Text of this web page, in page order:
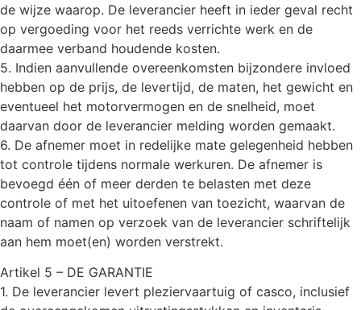
de wijze waarop. De leverancier heeft in ieder geval recht
op vergoeding voor het reeds verrichte werk en de
daarmee verband houdende kosten.
5. Indien aanvullende overeenkomsten bijzondere invloed
hebben op de prijs, de levertijd, de maten, het gewicht en
eventueel het motorvermogen en de snelheid, moet
daarvan door de leverancier melding worden gemaakt.
6. De afnemer moet in redelijke mate gelegenheid hebben
tot controle tijdens normale werkuren. De afnemer is
bevoegd één of meer derden te belasten met deze
controle of met het uitoefenen van toezicht, waarvan de
naam of namen op verzoek van de leverancier schriftelijk
aan hem moet(en) worden verstrekt.
Artikel 5 – DE GARANTIE
1. De leverancier levert pleziervaartuig of casco, inclusief